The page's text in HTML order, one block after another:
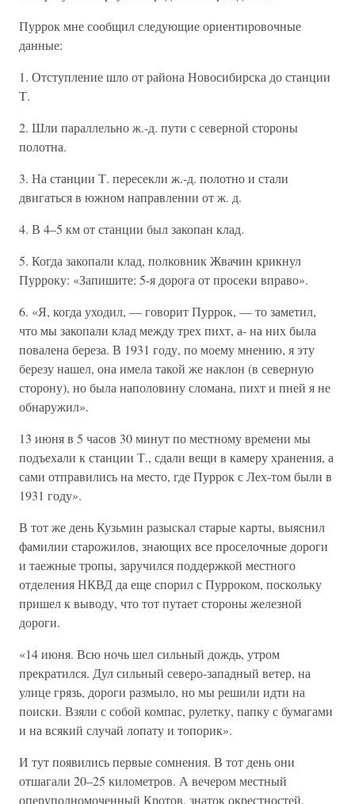
Пуррок мне сообщил следующие ориентировочные
данные:
1. Отступление шло от района Новосибирска до станции
Т.
2. Шли параллельно ж.-д. пути с северной стороны
полотна.
3. На станции Т. пересекли ж.-д. полотно и стали
двигаться в южном направлении от ж. д.
4. В 4–5 км от станции был закопан клад.
5. Когда закопали клад, полковник Жвачин крикнул
Пурроку: «Запишите: 5-я дорога от просеки вправо».
6. «Я, когда уходил, — говорит Пуррок, — то заметил,
что мы закопали клад между трех пихт, а- на них была
повалена береза. В 1931 году, по моему мнению, я эту
березу нашел, она имела такой же наклон (в северную
сторону), но была наполовину сломана, пихт и пней я не
обнаружил».
13 июня в 5 часов 30 минут по местному времени мы
подъехали к станции Т., сдали вещи в камеру хранения, а
сами отправились на место, где Пуррок с Лех-том были в
1931 году».
В тот же день Кузьмин разыскал старые карты, выяснил
фамилии старожилов, знающих все проселочные дороги
и таежные тропы, заручился поддержкой местного
отделения НКВД да еще спорил с Пурроком, поскольку
пришел к выводу, что тот путает стороны железной
дороги.
«14 июня. Всю ночь шел сильный дождь, утром
прекратился. Дул сильный северо-западный ветер, на
улице грязь, дороги размыло, но мы решили идти на
поиски. Взяли с собой компас, рулетку, папку с бумагами
и на всякий случай лопату и топорик».
И тут появились первые сомнения. В тот день они
отшагали 20–25 километров. А вечером местный
оперуполномоченный Кротов, знаток окрестностей,